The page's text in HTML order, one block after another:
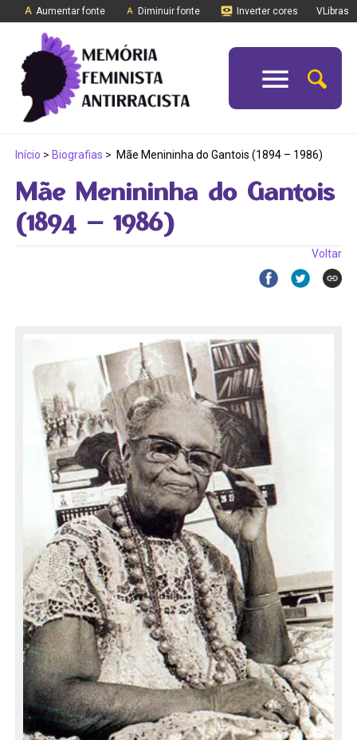
Aumentar fonte Diminuir fonte Inverter cores VLibras
Início > Biografias > Mãe Menininha do Gantois (1894 – 1986)
Mãe Menininha do Gantois
(1894 – 1986)
Voltar